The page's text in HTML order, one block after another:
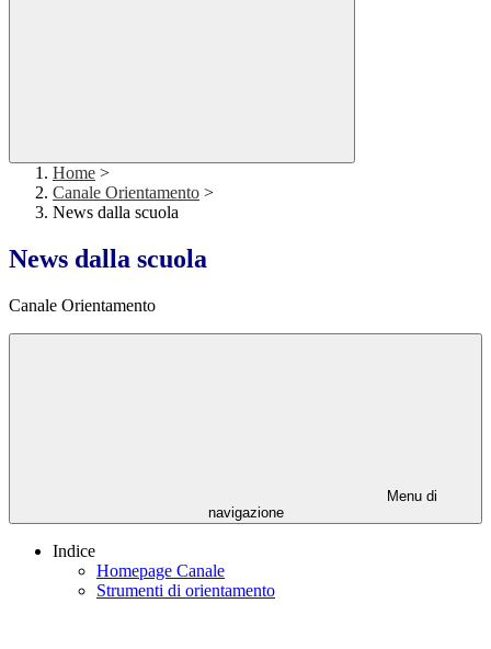
Home >
Canale Orientamento >
News dalla scuola
News dalla scuola
Canale Orientamento
Menu di
navigazione
Indice
Homepage Canale
Strumenti di orientamento